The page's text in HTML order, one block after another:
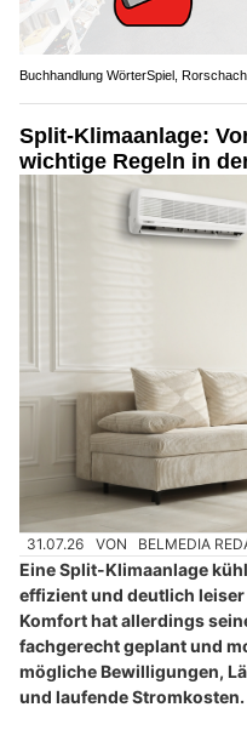
Buchhandlung WörterSpiel,
Split-Klimaanlage:
wichtige Regeln in
31.07.26 VON BELMEDIA
Eine Split-Klimaanlage
effizient und deutlich
Komfort hat allerdings
fachgerecht geplant und
mögliche Bewilligungen,
und laufende Stromkosten.